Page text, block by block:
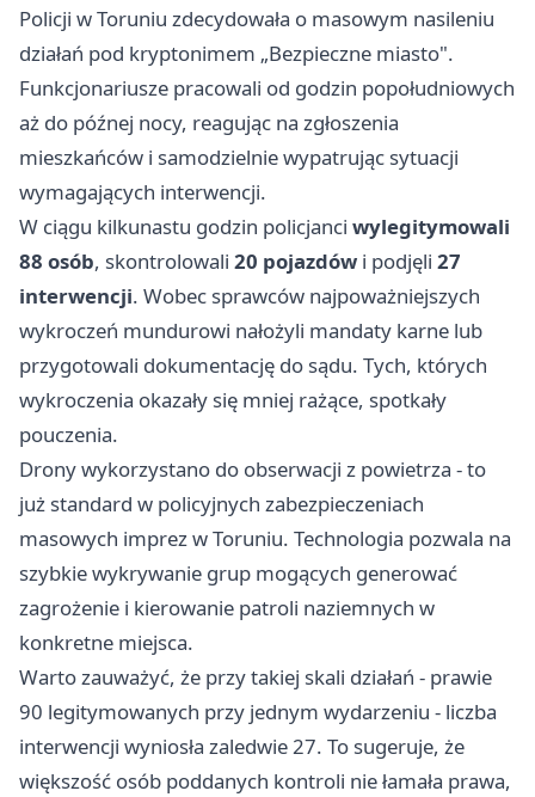
Policji w Toruniu zdecydowała o masowym nasileniu
działań pod kryptonimem „Bezpieczne miasto".
Funkcjonariusze pracowali od godzin popołudniowych
aż do późnej nocy, reagując na zgłoszenia
mieszkańców i samodzielnie wypatrując sytuacji
wymagających interwencji.
W ciągu kilkunastu godzin policjanci wylegitymowali
88 osób, skontrolowali 20 pojazdów i podjęli 27
interwencji. Wobec sprawców najpoważniejszych
wykroczeń mundurowi nałożyli mandaty karne lub
przygotowali dokumentację do sądu. Tych, których
wykroczenia okazały się mniej rażące, spotkały
pouczenia.
Drony wykorzystano do obserwacji z powietrza - to
już standard w policyjnych zabezpieczeniach
masowych imprez w Toruniu. Technologia pozwala na
szybkie wykrywanie grup mogących generować
zagrożenie i kierowanie patroli naziemnych w
konkretne miejsca.
Warto zauważyć, że przy takiej skali działań - prawie
90 legitymowanych przy jednym wydarzeniu - liczba
interwencji wyniosła zaledwie 27. To sugeruje, że
większość osób poddanych kontroli nie łamała prawa,